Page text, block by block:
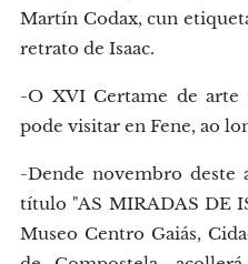
Martín Codax, cun
retrato de Isaac.
-O XVI Certame de arte
pode visitar en Fene, ao
-Dende novembro deste
título "AS MIRADAS DE
Museo Centro Gaiás,